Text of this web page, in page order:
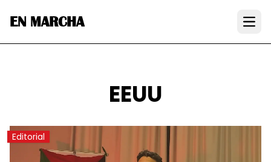
EN MARCHA
EEUU
Editorial